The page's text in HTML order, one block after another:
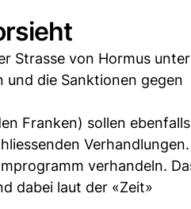
Strasse von Hormus unter
und die Sanktionen gegen
Franken) sollen ebenfalls
Verhandlungen.
verhandeln.
dabei laut der «Zeit»